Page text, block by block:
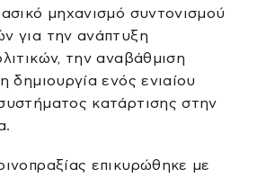
μηχανισμό συντονισμού
για την ανάπτυξη
την αναβάθμιση
δημιουργία ενός ενιαίου
κατάρτισης στην
επικυρώθηκε με